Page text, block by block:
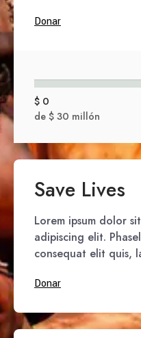
Donar
$ 0
de $ 30 millón
Save Lives
Lorem ipsum dolor
adipiscing elit.
consequat elit quis,
Donar